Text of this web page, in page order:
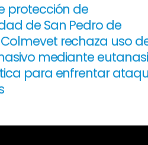
protección de
de San Pedro de
rechaza uso
mediante
para enfrentar